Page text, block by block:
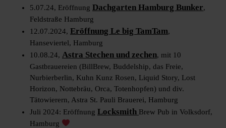
5.07.24, Eröffnung Dachgarten Hamburg Bunker,
Feldstraße Hamburg
12.07.2024, Eröffnung Le big TamTam,
Hanseviertel, Hamburg
10.08.24, Astra Stechen und zechen, mit 10
Gastbrauereien (BillBrew, Buddelship, das Freie,
Nurbierberlin, Kuhn Kunz Rosen, Liquid Story, Lost
Horizon, Nottebräu, Orca, Totenhopfen) und div.
Tätowierern, Astra St. Pauli Brauerei, Hamburg
Juli 2024: Eröffnung Locksmith Brew Pub in Volksdorf,
Hamburg